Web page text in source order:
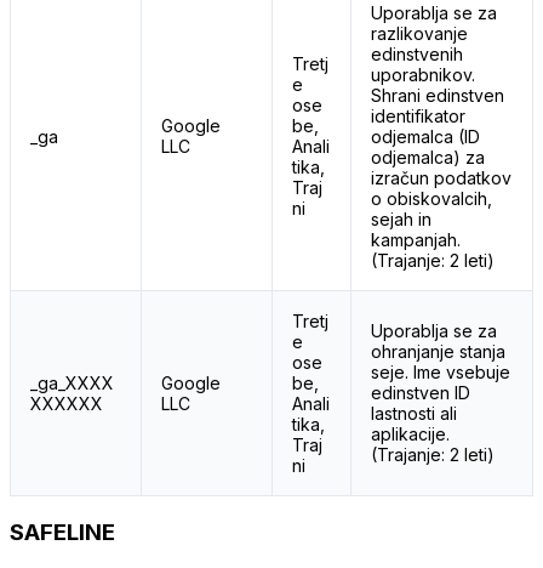
_ga
Google
LLC
Tretj
e
ose
be,
Anali
tika,
Traj
ni
Uporablja se za
razlikovanje
edinstvenih
uporabnikov.
Shrani edinstven
identifikator
odjemalca (ID
odjemalca) za
izračun podatkov
o obiskovalcih,
sejah in
kampanjah.
(Trajanje: 2 leti)
_ga_XXXX
XXXXXX
Google
LLC
Tretj
e
ose
be,
Anali
tika,
Traj
ni
Uporablja se za
ohranjanje stanja
seje. Ime vsebuje
edinstven ID
lastnosti ali
aplikacije.
(Trajanje: 2 leti)
SAFELINE